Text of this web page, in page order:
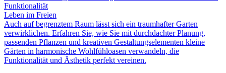
Funktionalität
Leben im Freien
Auch auf begrenztem Raum lässt sich ein traumhafter Garten
verwirklichen. Erfahren Sie, wie Sie mit durchdachter Planung,
passenden Pflanzen und kreativen Gestaltungselementen kleine
Gärten in harmonische Wohlfühloasen verwandeln, die
Funktionalität und Ästhetik perfekt vereinen.